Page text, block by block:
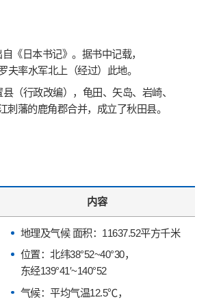
《日本书记》。据书中记载，
夫率水军北上（经过）此地。
（行政改编），龟田、矢岛、岩崎、
刺藩的鹿角郡合并，成立了秋田县。
内容
地理及气候 面积：11637.52平方千米
位置：北纬38°52~40°30，
东经139°41′~140°52
气候：平均气温12.5℃，